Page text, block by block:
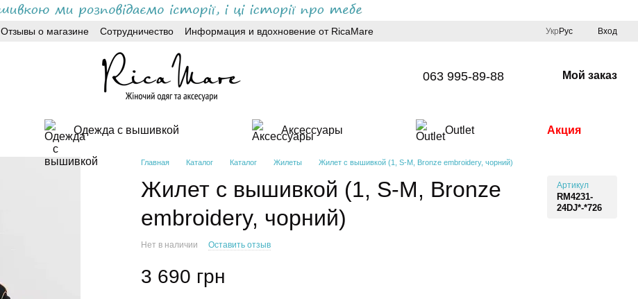
Отзывы о магазине Сотрудничество Информация и вдохновение от RicaMare Укр Рус Вход
063 995-89-88 Мой заказ
Одежда с вышивкой Аксессуары Outlet Акция
Главная Каталог Каталог Жилеты Жилет с вышивкой (1, S-M, Bronze embroidery, чорний)
Жилет с вышивкой (1, S-M, Bronze
embroidery, чорний)
Артикул
RM4231-
24DJ*-*726
Нет в наличии Оставить отзыв
3 690 грн